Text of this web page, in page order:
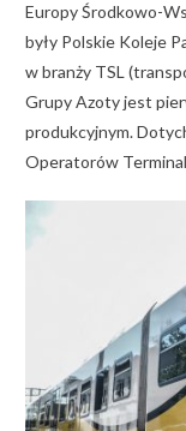
Europy Środkowo-
były Polskie Koleje
w branży TSL
Grupy Azoty jest
produkcyjnym.
Operatorów